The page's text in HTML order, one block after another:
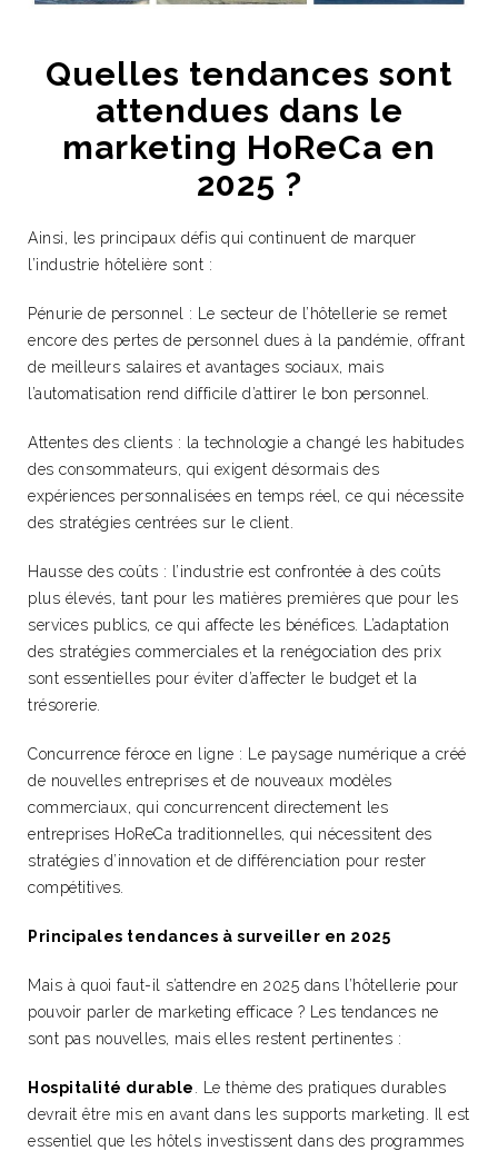
Quelles tendances sont
attendues dans le
marketing HoReCa en
2025 ?
Ainsi, les principaux défis qui continuent de marquer
l’industrie hôtelière sont :
Pénurie de personnel : Le secteur de l’hôtellerie se remet
encore des pertes de personnel dues à la pandémie, offrant
de meilleurs salaires et avantages sociaux, mais
l’automatisation rend difficile d’attirer le bon personnel.
Attentes des clients : la technologie a changé les habitudes
des consommateurs, qui exigent désormais des
expériences personnalisées en temps réel, ce qui nécessite
des stratégies centrées sur le client.
Hausse des coûts : l’industrie est confrontée à des coûts
plus élevés, tant pour les matières premières que pour les
services publics, ce qui affecte les bénéfices. L’adaptation
des stratégies commerciales et la renégociation des prix
sont essentielles pour éviter d’affecter le budget et la
trésorerie.
Concurrence féroce en ligne : Le paysage numérique a créé
de nouvelles entreprises et de nouveaux modèles
commerciaux, qui concurrencent directement les
entreprises HoReCa traditionnelles, qui nécessitent des
stratégies d’innovation et de différenciation pour rester
compétitives.
Principales tendances à surveiller en 2025
Mais à quoi faut-il s’attendre en 2025 dans l’hôtellerie pour
pouvoir parler de marketing efficace ? Les tendances ne
sont pas nouvelles, mais elles restent pertinentes :
Hospitalité durable . Le thème des pratiques durables
devrait être mis en avant dans les supports marketing. Il est
essentiel que les hôtels investissent dans des programmes